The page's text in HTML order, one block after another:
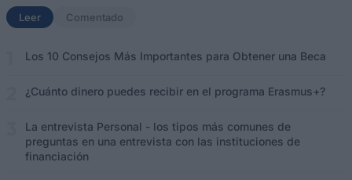
Leer (solapa activa)
Comentado
Los 10 Consejos Más Importantes para Obtener una Beca
¿Cuánto dinero puedes recibir en el programa Erasmus+?
La entrevista Personal - los tipos más comunes de
preguntas en una entrevista con las instituciones de
financiación